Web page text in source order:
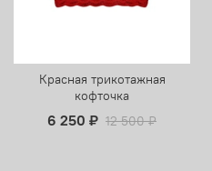
Красная трикотажная
кофточка
6 250 ₽ 12 500 ₽